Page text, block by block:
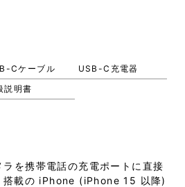
Cケーブル
USB-C充電器
説明書
を携帯電話の充電ポートに直接
搭載の iPhone (iPhone 15 以降)